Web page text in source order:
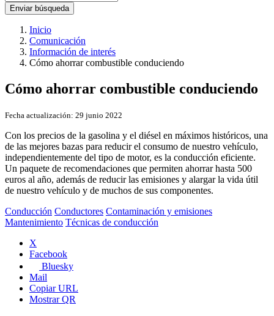
Enviar búsqueda
Inicio
Comunicación
Información de interés
Cómo ahorrar combustible conduciendo
Cómo ahorrar combustible conduciendo
Fecha actualización: 29 junio 2022
Con los precios de la gasolina y el diésel en máximos históricos, una
de las mejores bazas para reducir el consumo de nuestro vehículo,
independientemente del tipo de motor, es la conducción eficiente.
Un paquete de recomendaciones que permiten ahorrar hasta 500
euros al año, además de reducir las emisiones y alargar la vida útil
de nuestro vehículo y de muchos de sus componentes.
Conducción Conductores Contaminación y emisiones
Mantenimiento Técnicas de conducción
X
Facebook
Bluesky
Mail
Copiar URL
Mostrar QR